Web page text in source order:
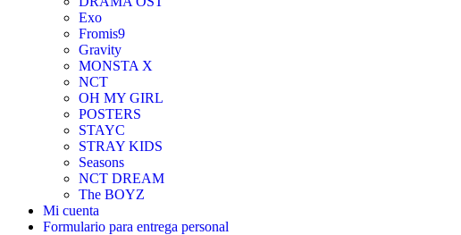
Exo
Fromis9
Gravity
MONSTA X
NCT
OH MY GIRL
POSTERS
STAYC
STRAY KIDS
Seasons
NCT DREAM
The BOYZ
Mi cuenta
Formulario para entrega personal